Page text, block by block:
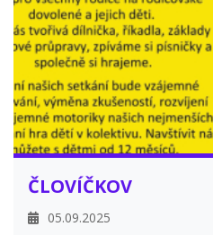
ČLOVÍČKOV
05.09.2025